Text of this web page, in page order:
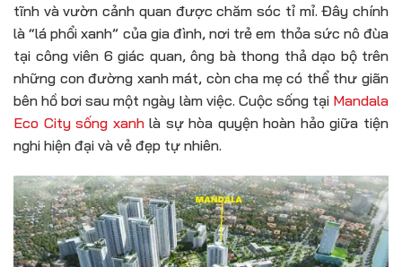
tĩnh và vườn cảnh quan được chăm sóc tỉ mỉ. Đây chính
là “lá phổi xanh” của gia đình, nơi trẻ em thỏa sức nô đùa
tại công viên 6 giác quan, ông bà thong thả dạo bộ trên
những con đường xanh mát, còn cha mẹ có thể thư giãn
bên hồ bơi sau một ngày làm việc. Cuộc sống tại Mandala
Eco City sống xanhlà sự hòa quyện hoàn hảo giữa tiện
nghi hiện đại và vẻ đẹp tự nhiên.